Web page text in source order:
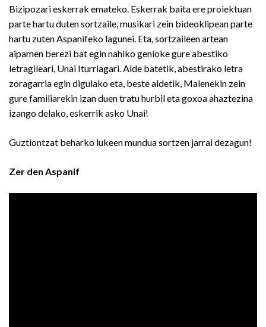
Bizipozari eskerrak emateko. Eskerrak baita ere proiektuan
parte hartu duten sortzaile, musikari zein bideoklipean parte
hartu zuten Aspanifeko lagunei. Eta, sortzaileen artean
aipamen berezi bat egin nahiko genioke gure abestiko
letragileari, Unai Iturriagari. Alde batetik, abestirako letra
zoragarria egin digulako eta, beste aldetik, Malenekin zein
gure familiarekin izan duen tratu hurbil eta goxoa ahaztezina
izango delako, eskerrik asko Unai!
Guztiontzat beharko lukeen mundua sortzen jarrai dezagun!
Zer den Aspanif